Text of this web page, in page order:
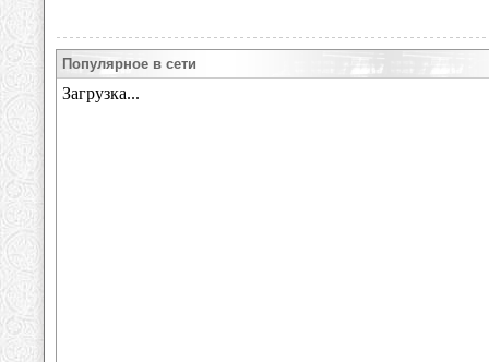
Популярное в сети